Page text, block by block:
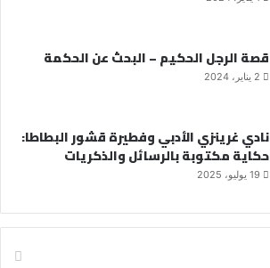
قصة الرجل الحكيم – البحث عن الحكمة
2 يناير، 2024
نادي غرينزي الأدبي وفطيرة قشور البطاطا:
حكاية مكتوبة بالرسائل والذكريات
19 يوليو، 2025